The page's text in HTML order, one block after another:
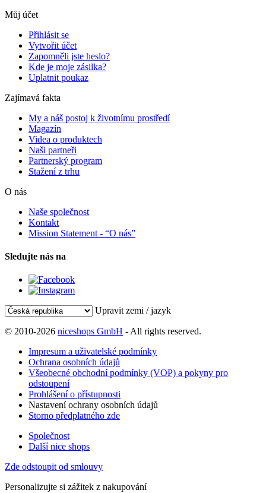
Můj účet
Přihlásit se
Vytvořit účet
Zapomněli jste heslo?
Kde je moje zásilka?
Uplatnit poukaz
Zajímavá fakta
My a náš postoj k životnímu prostředí
Magazín
Videa o produktech
Naši partneři
Partnerský program
Stažení z trhu
O nás
Naše společnost
Kontakt
Mission Statement - “O nás”
Sledujte nás na
Upravit zemi / jazyk
© 2010-2026 niceshops GmbH - All rights reserved.
Impresum a uživatelské podmínky
Ochrana osobních údajů
Všeobecné obchodní podmínky (VOP) a pokyny pro
odstoupení
Prohlášení o přístupnosti
Nastavení ochrany osobních údajů
Storno předplatného zde
Společnost
Další nice shops
Zde odstoupit od smlouvy
Personalizujte si zážitek z nakupování